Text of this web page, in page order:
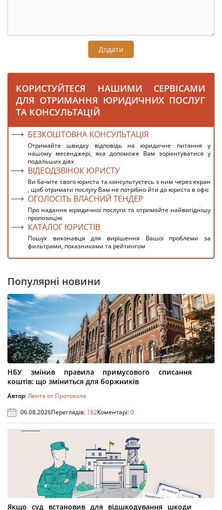
Додати
КОРИСТУЙТЕСЯ НАШИМИ СЕРВІСАМИ
ДЛЯ ОТРИМАННЯ ЮРИДИЧНИХ ПОСЛУГ
ТА КОНСУЛЬТАЦІЙ
БЕЗКОШТОВНА КОНСУЛЬТАЦІЯ
Отримайте швидку відповідь на юридичне питання у
нашому месенджері, яка допоможе Вам зорієнтуватися у
подальших діях
ВІДЕОДЗВІНОК ЮРИСТУ
Ви бачите свого юриста та консультуєтесь з ним через екран
, щоб отримати послугу Вам не потрібно йти до юриста в офіс
ОГОЛОСІТЬ ВЛАСНИЙ ТЕНДЕР
Про надання юридичної послуги та отримайте найвигіднішу
пропозицію
КАТАЛОГ ЮРИСТІВ
Пошук виконавця для вирішення Вашої проблеми за
фильтрами, показниками та рейтингом
Популярні новини
НБУ змінив правила примусового списання
коштів: що зміниться для боржників
Автор:Лента от Протокола
06.08.2026Переглядів: 182Коментарі:0
Якщо суд встановив для відшкодування шкоди